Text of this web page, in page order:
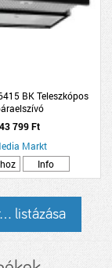
BK Teleszkópos
43 799 Ft
Markt
Info
listázása